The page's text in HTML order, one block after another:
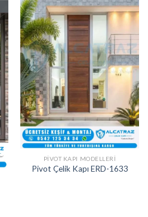
PIVOT KAPI MODELLERI
Pivot Çelik Kapı ERD-1633